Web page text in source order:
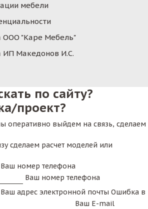
мебели
ООО "Каре Мебель"
ИП Македонов И.С.
по сайту?
проект?
оперативно выйдем на связь, сделаем
сделаем расчет моделей или
Ваш номер телефона
Ваш номер телефона
адрес электронной почты Ошибка в
Ваш E-mail